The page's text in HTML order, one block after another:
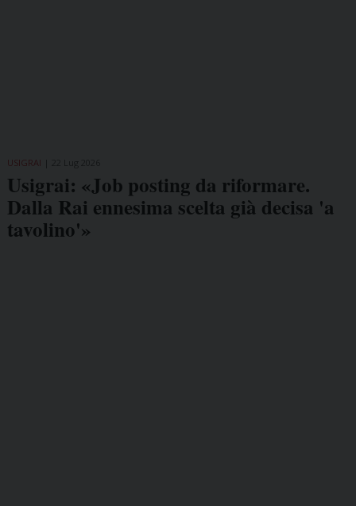
USIGRAI
Usigrai: «Job posting da riformare.
Dalla Rai ennesima scelta già decisa 'a
tavolino'»